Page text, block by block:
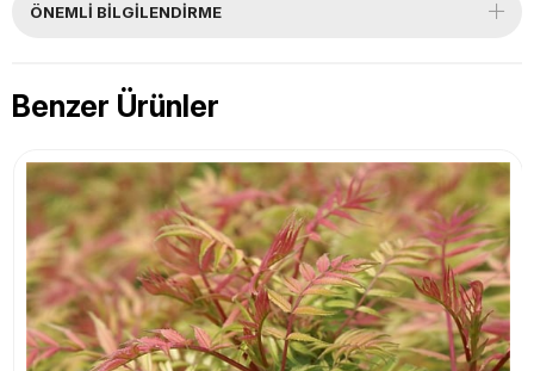
ÖNEMLI BILGILENDIRME
Benzer Ürünler